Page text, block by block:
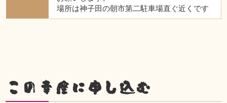
場所は神子田の朝市第二駐車場直ぐ近くです
この幸座に申し込む